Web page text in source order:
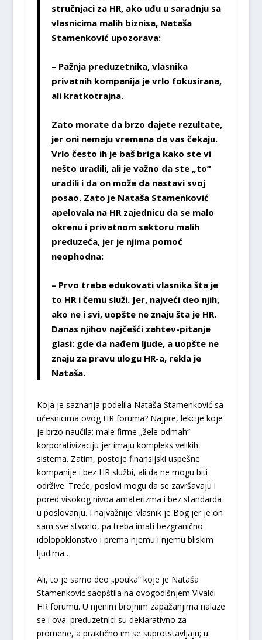
stručnjaci za HR, ako uđu u saradnju sa
vlasnicima malih biznisa, Nataša
Stamenković upozorava:
– Pažnja preduzetnika, vlasnika
privatnih kompanija je vrlo fokusirana,
ali kratkotrajna.
Zato morate da brzo dajete rezultate,
jer oni nemaju vremena da vas čekaju.
Vrlo često ih je baš briga kako ste vi
nešto uradili, ali je važno da ste „to“
uradili i da on može da nastavi svoj
posao. Zato je Nataša Stamenković
apelovala na HR zajednicu da se malo
okrenu i privatnom sektoru malih
preduzeća, jer je njima pomoć
neophodna:
– Prvo treba edukovati vlasnika šta je
to HR i čemu služi. Jer, najveći deo njih,
ako ne i svi, uopšte ne znaju šta je HR.
Danas njihov najčešći zahtev-pitanje
glasi: gde da nađem ljude, a uopšte ne
znaju za pravu ulogu HR-a, rekla je
Nataša.
Koja je saznanja podelila Nataša Stamenković sa
učesnicima ovog HR foruma? Najpre, lekcije koje
je brzo naučila: male firme „žele odmah“
korporativizaciju jer imaju kompleks velikih
sistema. Zatim, postoje finansijski uspešne
kompanije i bez HR službi, ali da ne mogu biti
održive. Treće, poslovi mogu da se završavaju i
pored visokog nivoa amaterizma i bez standarda
u poslovanju. I najvažnije: vlasnik je Bog jer je on
sam sve stvorio, pa treba imati bezgranično
idolopoklonstvo i prema njemu i njemu bliskim
ljudima…
Ali, to je samo deo „pouka“ koje je Nataša
Stamenković saopštila na ovogodišnjem Vivaldi
HR forumu. U njenim brojnim zapažanjima nalaze
se i ova: preduzetnici su deklarativno za
promene, a praktično im se suprotstavljaju; u